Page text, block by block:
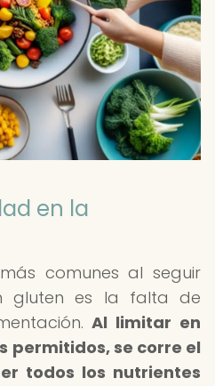
en la
comunes al seguir
gluten es la falta de
Al limitar en
permitidos, se corre el
todos los nutrientes